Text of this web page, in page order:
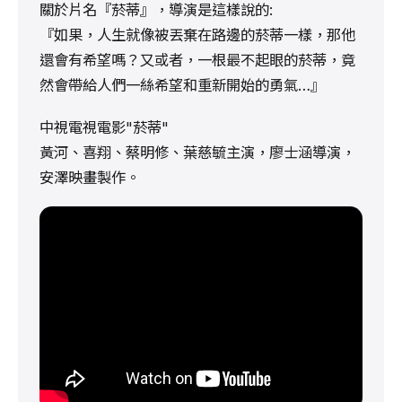
關於片名『菸蒂』，導演是這樣說的:
『如果，人生就像被丟棄在路邊的菸蒂一樣，那他
還會有希望嗎？又或者，一根最不起眼的菸蒂，竟
然會帶給人們一絲希望和重新開始的勇氣…』
中視電視電影"菸蒂"
黃河、喜翔、蔡明修、葉慈毓主演，廖士涵導演，
安澤映畫製作。